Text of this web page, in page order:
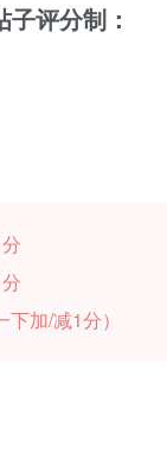
评分制：
下加/减1分）